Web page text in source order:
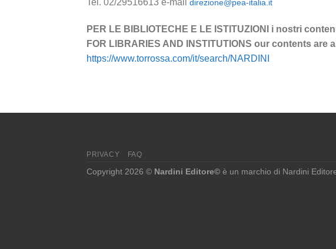
direzione@pea-italia.it
PER LE BIBLIOTECHE E LE ISTITUZIONI i nostri
FOR LIBRARIES AND INSTITUTIONS our contents
https://www.torrossa.com/it/search/NARDINI
PRIVACY FAQ
Copyright 2026 © Nardini Editore© è un marchio di Nardini